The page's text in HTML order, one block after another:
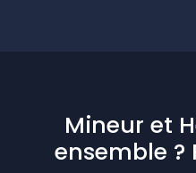
Mineur et
ensemble ?